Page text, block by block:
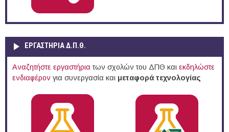
ΕΡΓΑΣΤΗΡΙΑ Δ.Π.Θ.
Αναζητήστε εργαστήρια των σχολών του ΔΠΘ και εκδηλώστε
ενδιαφέρον για συνεργασία και μεταφορά τεχνολογίας